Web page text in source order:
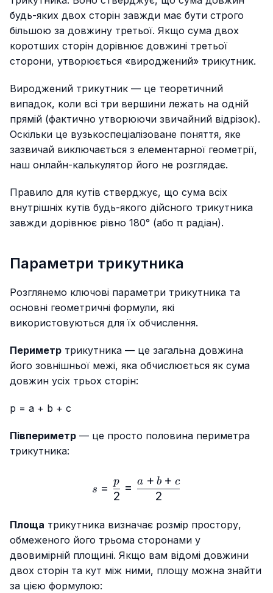
будь-яких двох сторін завжди має бути строго
більшою за довжину третьої. Якщо сума двох
коротших сторін дорівнює довжині третьої
сторони, утворюється «вироджений» трикутник.
Вироджений трикутник — це теоретичний
випадок, коли всі три вершини лежать на одній
прямій (фактично утворюючи звичайний відрізок).
Оскільки це вузькоспеціалізоване поняття, яке
зазвичай виключається з елементарної геометрії,
наш онлайн-калькулятор його не розглядає.
Правило для кутів стверджує, що сума всіх
внутрішніх кутів будь-якого дійсного трикутника
завжди дорівнює рівно 180° (або π радіан).
Параметри трикутника
Розглянемо ключові параметри трикутника та
основні геометричні формули, які
використовуються для їх обчислення.
Периметр трикутника — це загальна довжина
його зовнішньої межі, яка обчислюється як сума
довжин усіх трьох сторін:
p = a + b + c
Півпериметр — це просто половина периметра
трикутника:
s =
2
p =
2
a + b + c
Площа трикутника визначає розмір простору,
обмеженого його трьома сторонами у
двовимірній площині. Якщо вам відомі довжини
двох сторін та кут між ними, площу можна знайти
за цією формулою: